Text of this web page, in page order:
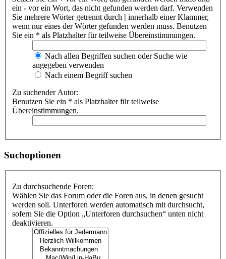
ein - vor ein Wort, das nicht gefunden werden darf. Verwenden
Sie mehrere Wörter getrennt durch | innerhalb einer Klammer,
wenn nur eines der Wörter gefunden werden muss. Benutzen
Sie ein * als Platzhalter für teilweise Übereinstimmungen.
Nach allen Begriffen suchen oder Suche wie
angegeben verwenden
Nach einem Begriff suchen
Zu suchender Autor:
Benutzen Sie ein * als Platzhalter für teilweise
Übereinstimmungen.
Suchoptionen
Zu durchsuchende Foren:
Wählen Sie das Forum oder die Foren aus, in denen gesucht
werden soll. Unterforen werden automatisch mit durchsucht,
sofern Sie die Option „Unterforen durchsuchen“ unten nicht
deaktivieren.